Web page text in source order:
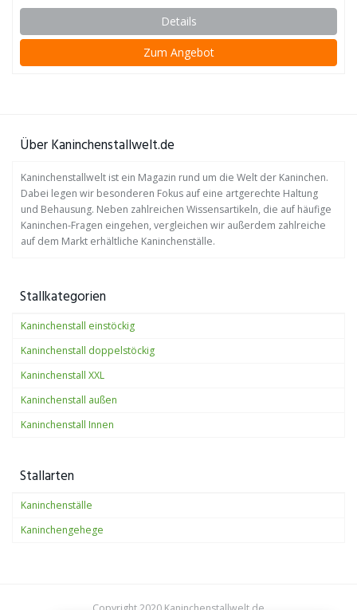
Details
Zum Angebot
Über Kaninchenstallwelt.de
Kaninchenstallwelt ist ein Magazin rund um die Welt der Kaninchen.
Dabei legen wir besonderen Fokus auf eine artgerechte Haltung
und Behausung. Neben zahlreichen Wissensartikeln, die auf häufige
Kaninchen-Fragen eingehen, vergleichen wir außerdem zahlreiche
auf dem Markt erhältliche Kaninchenställe.
Stallkategorien
Kaninchenstall einstöckig
Kaninchenstall doppelstöckig
Kaninchenstall XXL
Kaninchenstall außen
Kaninchenstall Innen
Stallarten
Kaninchenställe
Kaninchengehege